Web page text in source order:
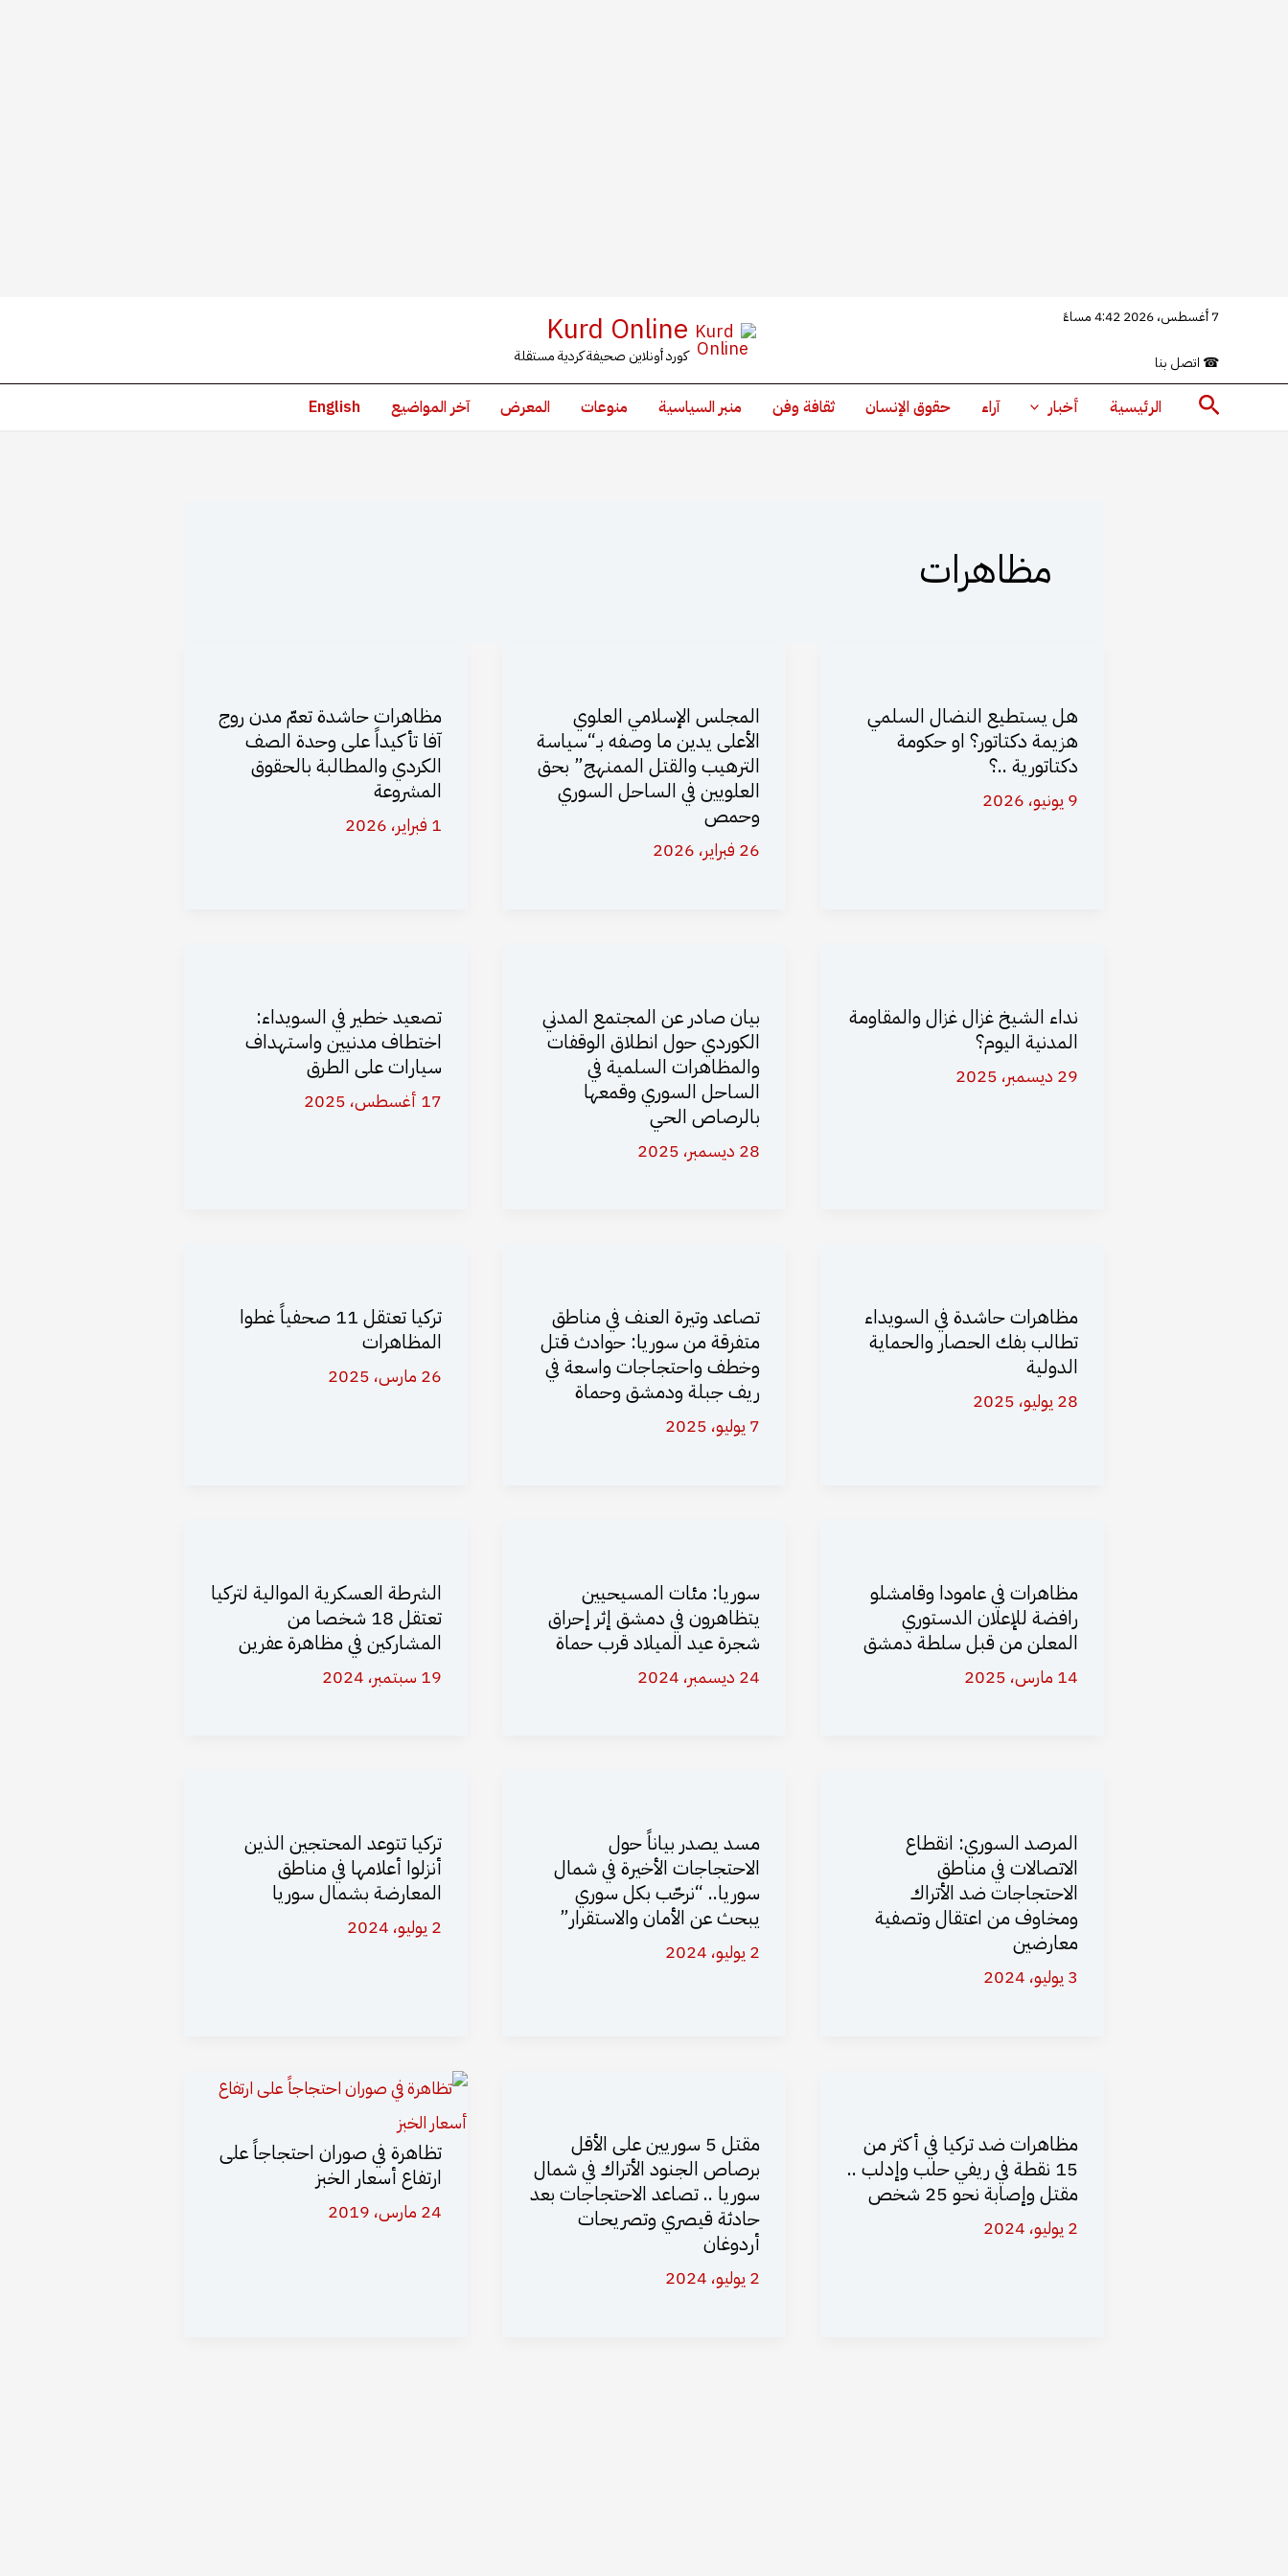
المحتوى
7 أغسطس، 2026 4:42 مساءً
☎ اتصل بنا
Kurd Online
كورد أونلاين صحيفة كردية مستقلة
البحث الرئيسية أخبار آراء حقوق الإنسان ثقافة وفن منبر السياسية منوعات المعرض آخر المواضيع English
مظاهرات
هل يستطيع النضال السلمي
هزيمة دكتاتور؟ او حكومة
دكتاتورية ..؟
9 يونيو، 2026
المجلس الإسلامي العلوي
الأعلى يدين ما وصفه بـ“سياسة
الترهيب والقتل الممنهج” بحق
العلويين في الساحل السوري
وحمص
26 فبراير، 2026
مظاهرات حاشدة تعمّ مدن روج
آفا تأكيداً على وحدة الصف
الكردي والمطالبة بالحقوق
المشروعة
1 فبراير، 2026
نداء الشيخ غزال غزال والمقاومة
المدنية اليوم؟
29 ديسمبر، 2025
بيان صادر عن المجتمع المدني
الكوردي حول انطلاق الوقفات
والمظاهرات السلمية في
الساحل السوري وقمعها
بالرصاص الحي
28 ديسمبر، 2025
تصعيد خطير في السويداء:
اختطاف مدنيين واستهداف
سيارات على الطرق
17 أغسطس، 2025
مظاهرات حاشدة في السويداء
تطالب بفك الحصار والحماية
الدولية
28 يوليو، 2025
تصاعد وتيرة العنف في مناطق
متفرقة من سوريا: حوادث قتل
وخطف واحتجاجات واسعة في
ريف جبلة ودمشق وحماة
7 يوليو، 2025
تركيا تعتقل 11 صحفياً غطوا
المظاهرات
26 مارس، 2025
مظاهرات في عامودا وقامشلو
رافضة للإعلان الدستوري
المعلن من قبل سلطة دمشق
14 مارس، 2025
سوريا: مئات المسيحيين
يتظاهرون في دمشق إثر إحراق
شجرة عيد الميلاد قرب حماة
24 ديسمبر، 2024
الشرطة العسكرية الموالية لتركيا
تعتقل 18 شخصا من
المشاركين في مظاهرة عفرين
19 سبتمبر، 2024
المرصد السوري: انقطاع
الاتصالات في مناطق
الاحتجاجات ضد الأتراك
ومخاوف من اعتقال وتصفية
معارضين
3 يوليو، 2024
مسد يصدر بياناً حول
الاحتجاجات الأخيرة في شمال
سوريا.. “نرحّب بكل سوري
يبحث عن الأمان والاستقرار”
2 يوليو، 2024
تركيا تتوعد المحتجين الذين
أنزلوا أعلامها في مناطق
المعارضة بشمال سوريا
2 يوليو، 2024
مظاهرات ضد تركيا في أكثر من
15 نقطة في ريفي حلب وإدلب ..
مقتل وإصابة نحو 25 شخص
2 يوليو، 2024
مقتل 5 سوريين على الأقل
برصاص الجنود الأتراك في شمال
سوريا .. تصاعد الاحتجاجات بعد
حادثة قيصري وتصريحات
أردوغان
2 يوليو، 2024
تظاهرة في صوران احتجاجاً على
ارتفاع أسعار الخبز
24 مارس، 2019